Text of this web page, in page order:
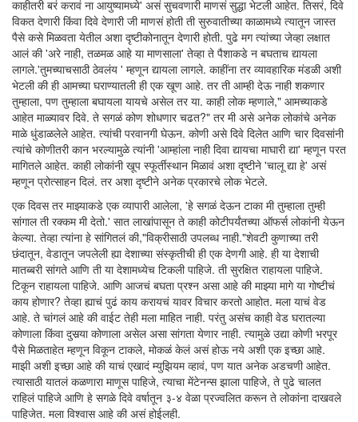
काहीतरी बरं करावं ना आयुष्यामध्ये' असं सुचवणारी माणसं सुद्धा भेटली आहेत. तिसरं, दिवे
विकत देणारी किंवा दिवे देणारी जी माणसं होती ती सुरुवातीच्या काळामध्ये त्यातून जास्त
पैसे कसे मिळवता येतील अशा दृष्टीकोनातून देणारी होती. पुढे मग त्यांच्या जेव्हा लक्षात
आलं की 'अरे नाही, तळमळ आहे या माणसाला' तेव्हा ते पैशाकडे न बघताच द्यायला
लागले.'तुमच्याचसाठी ठेवलंय ' म्हणून द्यायला लागले. काहींना तर व्यावहारिक मंडळी अशी
भेटली की ही आमच्या घराण्यातली ही एक खूण आहे. तर ती आम्ही देऊ नाही शकणार
तुम्हाला, पण तुम्हाला बघायला यायचे असेल तर या. काही लोक म्हणाले," आमच्याकडे
आहेत माळ्यावर दिवे. ते सगळं कोण शोधणार चढत?" तर मी असे अनेक लोकांचे अनेक
माळे धुंडाळलेले आहेत. त्यांची परवानगी घेऊन. कोणी असे दिवे दिलेत आणि चार दिवसांनी
त्यांचे कोणीतरी कान भरल्यामुळे त्यांनी 'आम्हांला नाही दिवा द्यायचा माघारी द्या' म्हणून परत
मागितले आहेत. काही लोकांनी खूप स्फूर्तीस्थान मिळावं अशा दृष्टीने 'चालू द्या हे' असं
म्हणून प्रोत्साहन दिलं. तर अशा दृष्टीने अनेक प्रकारचे लोक भेटले.
एक दिवस तर माझ्याकडे एक व्यापारी आलेला, 'हे सगळं देऊन टाका मी तुम्हाला तुम्ही
सांगाल ती रक्कम मी देतो.' सात लाखांपासून ते काही कोटीपर्यंतच्या ऑफर्स लोकांनी येऊन
केल्या. तेव्हा त्यांना हे सांगितलं की,"विक्रीसाठी उपलब्ध नाही."शेवटी कुणाच्या तरी
छंदातून, वेडातून जपलेली ह्या देशाच्या संस्कृतीची ही एक देणगी आहे. ही या देशाची
मातब्बरी सांगते आणि ती या देशामध्येच टिकली पाहिजे. ती सुरक्षित राहायला पाहिजे.
टिकून राहायला पाहिजे. आणि आजचं बघता प्रश्न असा आहे की माझ्या मागे या गोष्टीचं
काय होणार? तेव्हा ह्याचं पुढं काय करायचं यावर विचार करतो आहोत. मला याचं वेड
आहे. ते चांगलं आहे की वाईट तेही मला माहित नाही. परंतु असंच काही वेड घरातल्या
कोणाला किंवा दुसर्‍या कोणाला असेल असा सांगता येणार नाही. त्यामुळे उद्या कोणी भरपूर
पैसे मिळताहेत म्हणून विकून टाकले, मोकळं केलं असं होऊ नये अशी एक इच्छा आहे.
माझी अशी इच्छा आहे की याचं एखादं म्युझियम व्हावं, पण यात अनेक अडचणी आहेत.
त्यासाठी यातलं कळणारा माणूस पाहिजे, त्याचा मेंटेनन्स झाला पाहिजे, ते पुढे चालत
राहिलं पाहिजे आणि हे सगळे दिवे वर्षातून ३-४ वेळा प्रज्वलित करून ते लोकांना दाखवले
पाहिजेत. मला विश्वास आहे की असं होईलही.